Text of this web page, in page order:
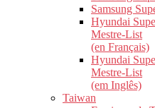
Samsung
Hyundai
Mestre-List
(en Français)
Hyundai
Mestre-List
(em Inglês)
Taiwan